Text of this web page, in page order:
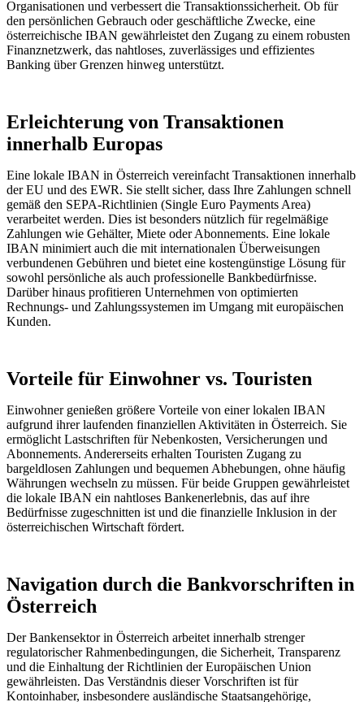
Organisationen und verbessert die Transaktionssicherheit. Ob für
den persönlichen Gebrauch oder geschäftliche Zwecke, eine
österreichische IBAN gewährleistet den Zugang zu einem robusten
Finanznetzwerk, das nahtloses, zuverlässiges und effizientes
Banking über Grenzen hinweg unterstützt.
Erleichterung von Transaktionen
innerhalb Europas
Eine lokale IBAN in Österreich vereinfacht Transaktionen innerhalb
der EU und des EWR. Sie stellt sicher, dass Ihre Zahlungen schnell
gemäß den SEPA-Richtlinien (Single Euro Payments Area)
verarbeitet werden. Dies ist besonders nützlich für regelmäßige
Zahlungen wie Gehälter, Miete oder Abonnements. Eine lokale
IBAN minimiert auch die mit internationalen Überweisungen
verbundenen Gebühren und bietet eine kostengünstige Lösung für
sowohl persönliche als auch professionelle Bankbedürfnisse.
Darüber hinaus profitieren Unternehmen von optimierten
Rechnungs- und Zahlungssystemen im Umgang mit europäischen
Kunden.
Vorteile für Einwohner vs. Touristen
Einwohner genießen größere Vorteile von einer lokalen IBAN
aufgrund ihrer laufenden finanziellen Aktivitäten in Österreich. Sie
ermöglicht Lastschriften für Nebenkosten, Versicherungen und
Abonnements. Andererseits erhalten Touristen Zugang zu
bargeldlosen Zahlungen und bequemen Abhebungen, ohne häufig
Währungen wechseln zu müssen. Für beide Gruppen gewährleistet
die lokale IBAN ein nahtloses Bankenerlebnis, das auf ihre
Bedürfnisse zugeschnitten ist und die finanzielle Inklusion in der
österreichischen Wirtschaft fördert.
Navigation durch die Bankvorschriften in
Österreich
Der Bankensektor in Österreich arbeitet innerhalb strenger
regulatorischer Rahmenbedingungen, die Sicherheit, Transparenz
und die Einhaltung der Richtlinien der Europäischen Union
gewährleisten. Das Verständnis dieser Vorschriften ist für
Kontoinhaber, insbesondere ausländische Staatsangehörige,